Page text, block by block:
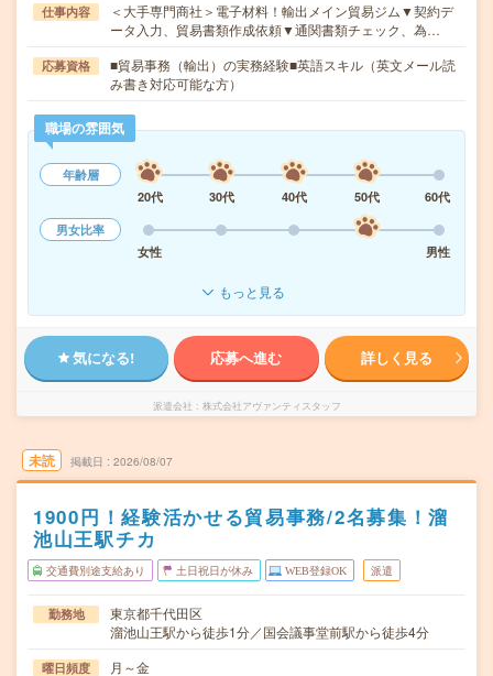
仕事内容
＜大手専門商社＞電子材料！輸出メイン貿易ジム▼契約デ
ータ入力、貿易書類作成依頼▼通関書類チェック、為…
応募資格
■貿易事務（輸出）の実務経験■英語スキル（英文メール読
み書き対応可能な方）
職場の雰囲気
年齢層
20代
30代 40代 50代
60代
男女比率
女性
男性
もっと見る
気になる! 応募へ進む 詳しく見る
派遣会社 株式会社アヴァンティスタッフ
未読 掲載日 2026/08/07
1900円！経験活かせる貿易事務/2名募集！溜
池山王駅チカ
交通費別途支給あり 土日祝日が休み WEB登録OK 派遣
勤務地
東京都千代田区
溜池山王駅から徒歩1分／国会議事堂前駅から徒歩4分
曜日頻度 月～金